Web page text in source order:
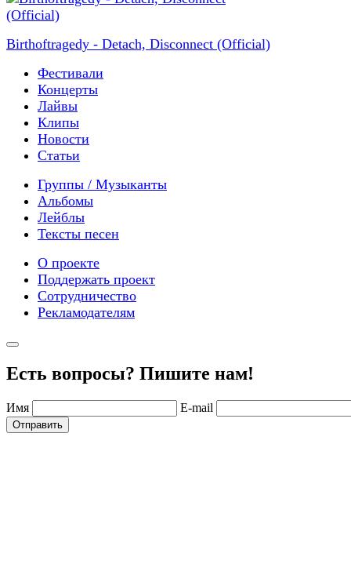
Birthoftragedy - Detach, Disconnect (Official)
Фестивали
Концерты
Лайвы
Клипы
Новости
Статьи
Группы / Музыканты
Альбомы
Лейблы
Тексты песен
О проекте
Поддержать проект
Сотрудничество
Рекламодателям
Есть вопросы? Пишите нам!
Имя E-mail